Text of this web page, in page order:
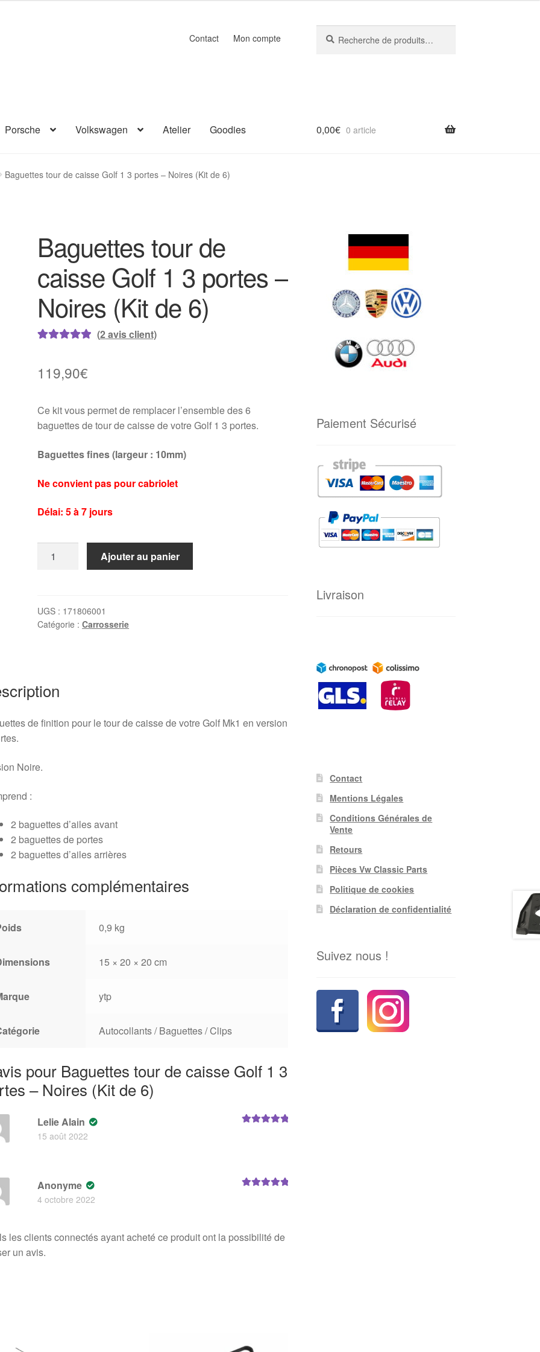
Contact Mon compte
pour :
Porsche Volkswagen Atelier Goodies 0,00€ 0 article
Baguettes tour de caisse Golf 1 3 portes – Noires (Kit de 6)
Baguettes tour de
caisse Golf 1 3 portes –
Noires (Kit de 6)
notations
(2avis client)
119,90€
Ce kit vous permet de remplacer l’ensemble des 6
baguettes de tour de caisse de votre Golf 1 3 portes.
Baguettes fines (largeur : 10mm)
Ne convient pas pour cabriolet
Délai: 5 à 7 jours
de
caisse
portes
-
(Kit
Ajouter au panier
UGS : 171806001
Catégorie :Carrosserie
de finition pour le tour de caisse de votre Golf Mk1 en version
Noire.
:
2 baguettes d’ailes avant
2 baguettes de portes
2 baguettes d’ailes arrières
complémentaires
0,9 kg
15 × 20 × 20 cm
ytp
Autocollants / Baguettes / Clips
pour Baguettes tour de caisse Golf 1 3
– Noires (Kit de 6)
Lelie Alain
15 août 2022
Anonyme
4 octobre 2022
les clients connectés ayant acheté ce produit ont la possibilité de
un avis.
Paiement Sécurisé
Livraison
Contact
Mentions Légales
Conditions Générales de
Vente
Retours
Pièces Vw Classic Parts
Politique de cookies
Déclaration de confidentialité
Suivez nous !